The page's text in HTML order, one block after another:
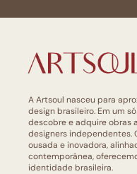
A Artsoul nasceu para
design brasileiro. Em um
descobre e adquire obras
designers independentes.
ousada e inovadora,
contemporânea,
identidade brasileira.